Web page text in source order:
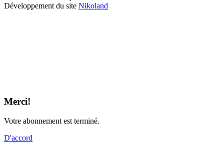
Développement du site Nikoland
Merci!
Votre abonnement est terminé.
D'accord